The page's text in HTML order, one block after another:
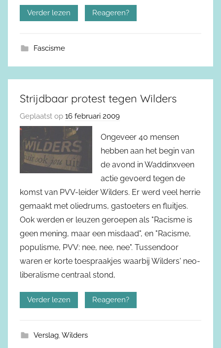
Verder lezen Reageren?
Fascisme
Strijdbaar protest tegen Wilders
Geplaatst op 16 februari 2009
Ongeveer 40 mensen
hebben aan het begin van
de avond in Waddinxveen
actie gevoerd tegen de
komst van PVV-leider Wilders. Er werd veel herrie
gemaakt met oliedrums, gastoeters en fluitjes.
Ook werden er leuzen geroepen als "Racisme is
geen mening, maar een misdaad", en "Racisme,
populisme, PVV: nee, nee, nee". Tussendoor
waren er korte toespraakjes waarbij Wilders' neo-
liberalisme centraal stond,
Verder lezen Reageren?
Verslag,Wilders